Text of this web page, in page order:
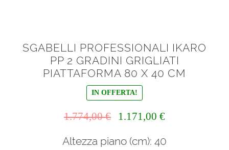
SGABELLI PROFESSIONALI IKARO
PP 2 GRADINI GRIGLIATI
PIATTAFORMA 80 X 40 CM
IN OFFERTA!
1.774,00€
originale
1.171,00 €Il
attuale
Altezza piano (cm): 40